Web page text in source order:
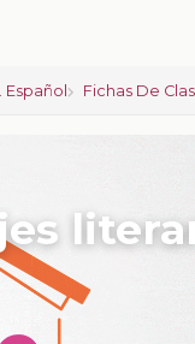
Español Fichas De